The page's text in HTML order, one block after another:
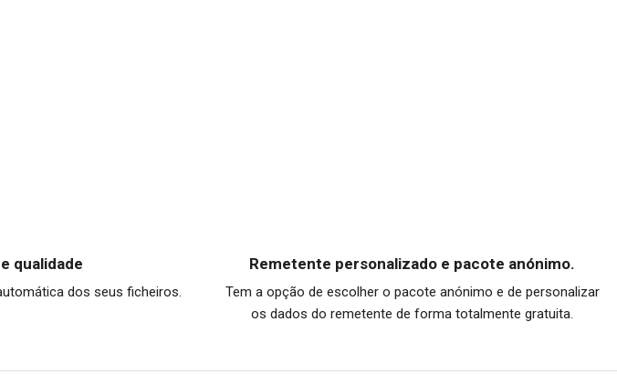
qualidade
dos seus ficheiros.
Remetente personalizado e pacote anónimo.
Tem a opção de escolher o pacote anónimo e de personalizar
os dados do remetente de forma totalmente gratuita.